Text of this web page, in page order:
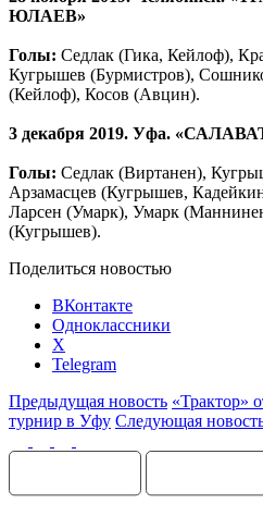
ЮЛАЕВ»
Голы: Седлак (Гика, Кейлоф),
Кугрышев (Бурмистров),
(Кейлоф), Косов (Авцин).
3 декабря 2019. Уфа.
Голы: Седлак (Виртанен),
Арзамасцев (Кугрышев,
Ларсен (Умарк), Умарк
(Кугрышев).
Поделиться новостью
ВКонтакте
Одноклассники
X
Telegram
Предыдущая новость «Трактор»
турнир в Уфу Следующая